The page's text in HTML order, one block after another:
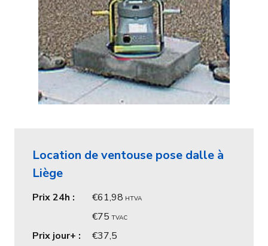
Location de ventouse pose dalle à
Liège
Prix 24h : 61,98 HTVA
75 TVAC
Prix jour+ :
37,5